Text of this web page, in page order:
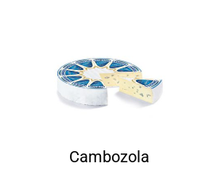
Cambozola